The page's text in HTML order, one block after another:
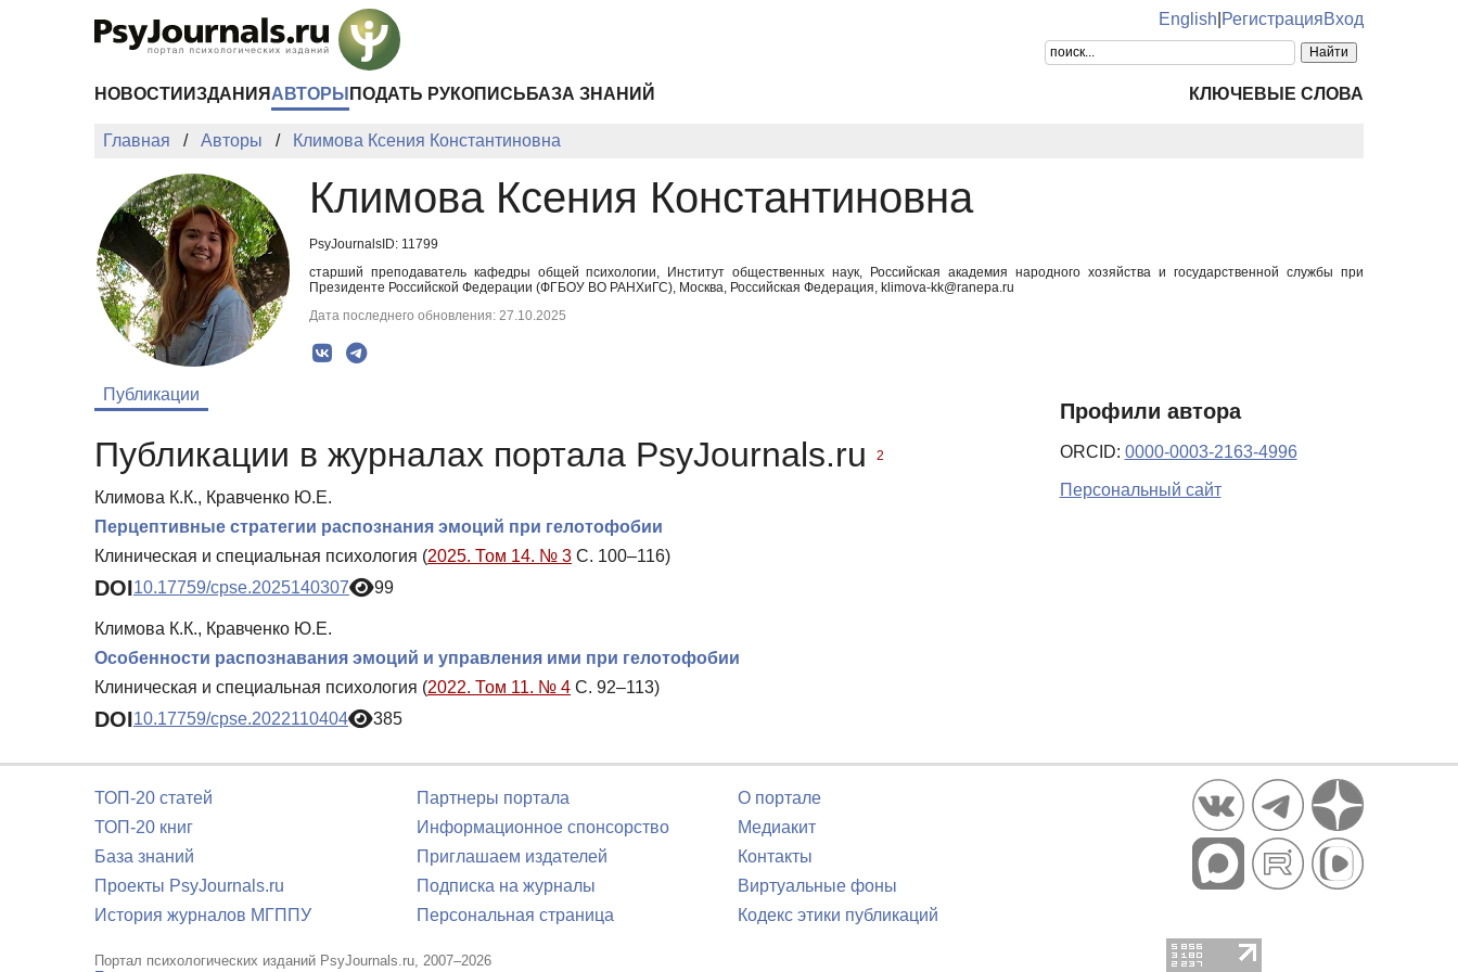
English РегистрацияВход
НОВОСТИ ИЗДАНИЯ АВТОРЫ ПОДАТЬ РУКОПИСЬ БАЗА ЗНАНИЙ КЛЮЧЕВЫЕ СЛОВА
Главная Авторы Климова Ксения Константиновна
Климова Ксения Константиновна
PsyJournalsID: 11799
старший преподаватель кафедры общей психологии, Институт общественных наук, Российская академия народного хозяйства и государственной службы при
Президенте Российской Федерации (ФГБОУ ВО РАНХиГС), Москва, Российская Федерация, klimova-kk@ranepa.ru
Дата последнего обновления: 27.10.2025
Публикации
Публикации в журналах портала PsyJournals.ru 2
Климова К.К., Кравченко Ю.Е.
Перцептивные стратегии распознания эмоций при гелотофобии
Клиническая и специальная психология (2025. Том 14. № 3 С. 100–116)
DOI10.17759/cpse.2025140307 99
Климова К.К., Кравченко Ю.Е.
Особенности распознавания эмоций и управления ими при гелотофобии
Клиническая и специальная психология (2022. Том 11. № 4 С. 92–113)
DOI10.17759/cpse.2022110404 385
Профили автора
ORCID: 0000-0003-2163-4996
Персональный сайт
ТОП-20 статей
ТОП-20 книг
База знаний
Проекты PsyJournals.ru
История журналов МГППУ
Партнеры портала
Информационное спонсорство
Приглашаем издателей
Подписка на журналы
Персональная страница
О портале
Медиакит
Контакты
Виртуальные фоны
Кодекс этики публикаций
Портал психологических изданий PsyJournals.ru, 2007–2026